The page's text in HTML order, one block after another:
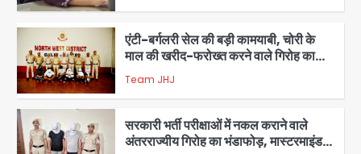
2
3
एंटी-बर्गलरी सेल की बड़ी कामयाबी, चोरी के
माल की खरीद-फरोख्त करने वाले गिरोह का
भंडाफोड़
Team JHJ
सरकारी भर्ती परीक्षाओं में नकल कराने वाले
अंतरराज्यीय गिरोह का भंडाफोड़, मास्टरमाइंड